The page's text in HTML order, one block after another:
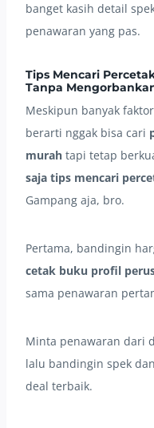
banget kasih detail
penawaran yang pas.
Tips Mencari
Tanpa
Meskipun banyak
berarti nggak bisa cari
murah tapi tetap
saja tips mencari
Gampang aja, bro.
Pertama, bandingin
cetak buku profil
sama penawaran
Minta penawaran dari
lalu bandingin spek
deal terbaik.